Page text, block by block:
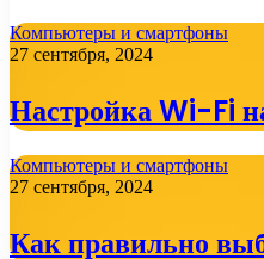
Компьютеры и смартфоны
27 сентября, 2024
Настройка Wi-Fi
Компьютеры и смартфоны
27 сентября, 2024
Как правильно